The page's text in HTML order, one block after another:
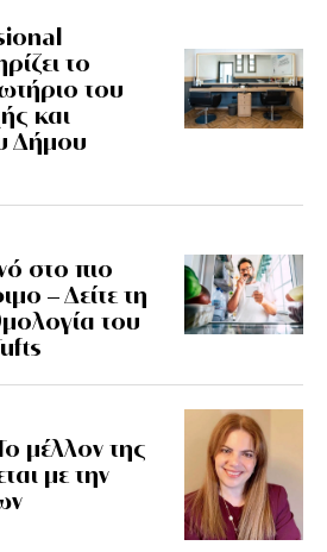
το
του
και
Δήμου
στο πιο
– Δείτε τη
του
μέλλον της
με την